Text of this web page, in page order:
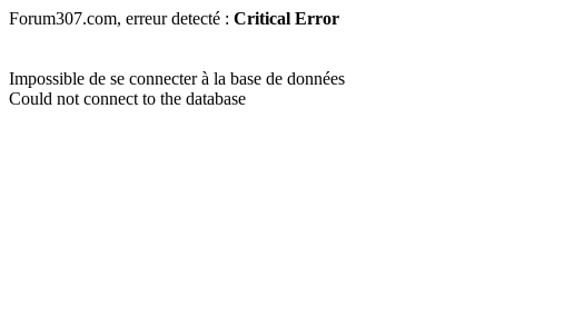
Forum307.com, erreur detecté : Critical Error
Impossible de se connecter à la base de données
Could not connect to the database